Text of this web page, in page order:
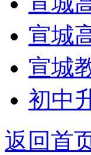
宣城
宣城
初中
返回首